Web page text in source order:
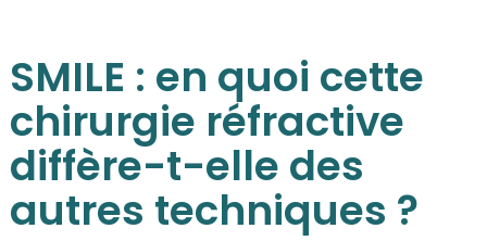
SMILE : en quoi cette
chirurgie réfractive
diffère-t-elle des
autres techniques ?